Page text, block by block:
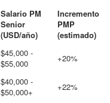
Salario PM
Senior
(USD/año)
Incremento
PMP
(estimado)
$45,000 -
$55,000
+20%
$40,000 -
$50,000+
+22%